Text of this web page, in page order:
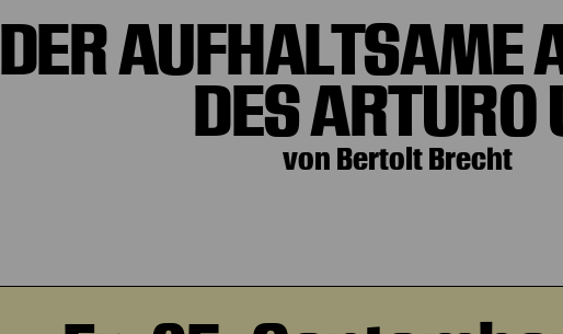
DER AUFHALTSAME
DES ARTURO
von Bertolt Brecht